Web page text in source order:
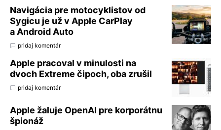
Navigácia pre motocyklistov od
Sygicu je už v Apple CarPlay
a Android Auto
pridaj komentár
Apple pracoval v minulosti na
dvoch Extreme čipoch, oba zrušil
pridaj komentár
Apple žaluje OpenAI pre korporátnu
špionáž